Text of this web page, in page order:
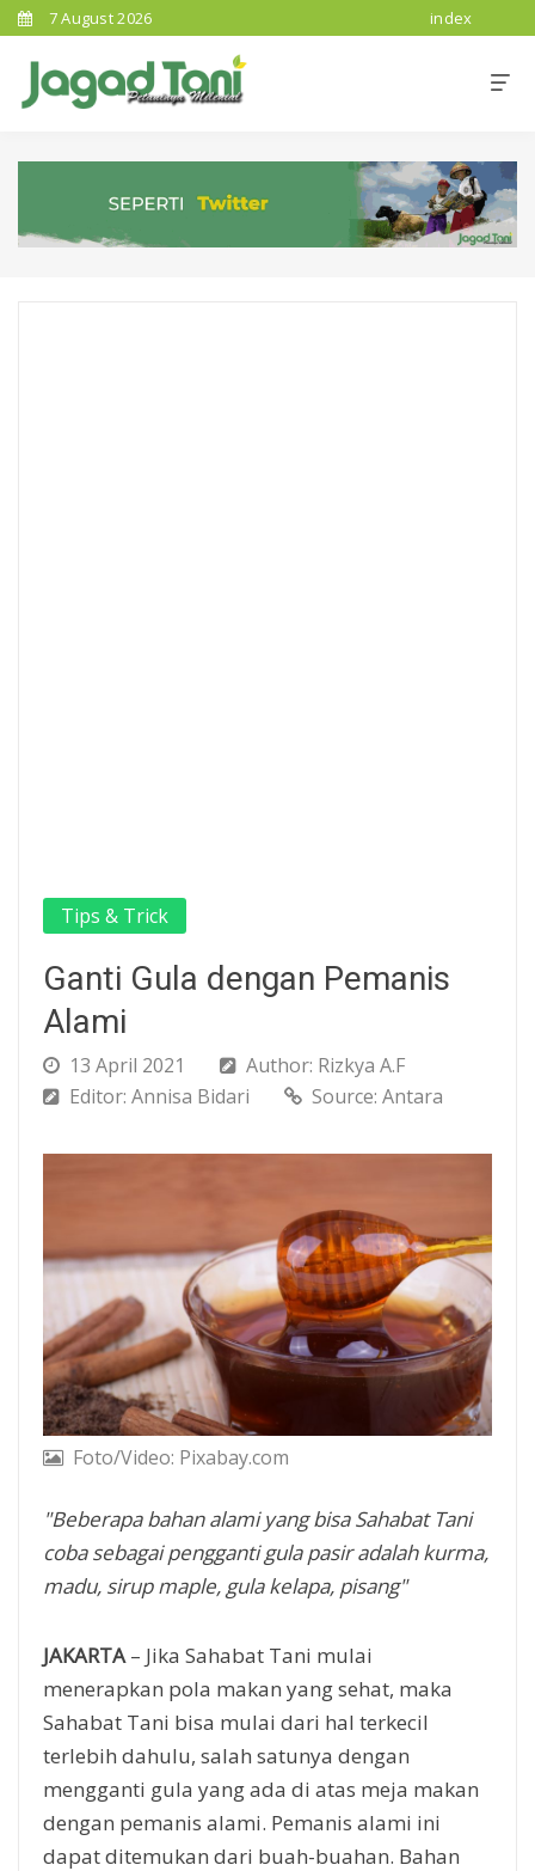
7 August 2026 index
Tips & Trick
Ganti Gula dengan Pemanis
Alami
13 April 2021
Author: Rizkya A.F
Editor: Annisa Bidari
Source: Antara
Foto/Video: Pixabay.com
"Beberapa bahan alami yang bisa Sahabat Tani
coba sebagai pengganti gula pasir adalah kurma,
madu, sirup maple, gula kelapa, pisang"
JAKARTA– Jika Sahabat Tani mulai
menerapkan pola makan yang sehat, maka
Sahabat Tani bisa mulai dari hal terkecil
terlebih dahulu, salah satunya dengan
mengganti gula yang ada di atas meja makan
dengan pemanis alami. Pemanis alami ini
dapat ditemukan dari buah-buahan. Bahan